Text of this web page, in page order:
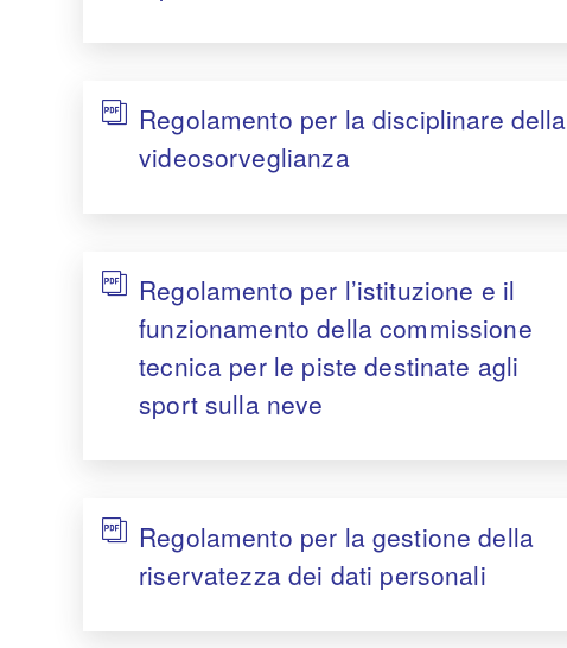
Regolamento per la disciplinare della
videosorveglianza
Regolamento per l’istituzione e il
funzionamento della commissione
tecnica per le piste destinate agli
sport sulla neve
Regolamento per la gestione della
riservatezza dei dati personali